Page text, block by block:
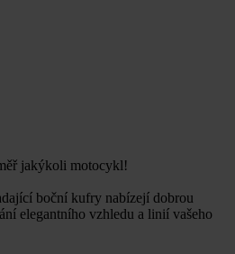
jakýkoli motocykl!
boční kufry nabízejí dobrou
elegantního vzhledu a linií vašeho